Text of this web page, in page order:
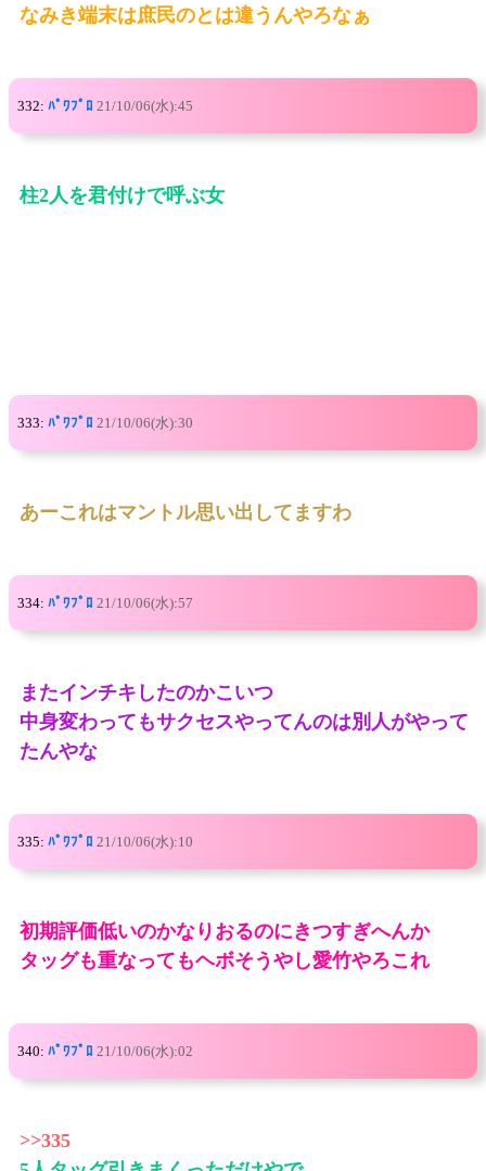
なみき端末は庶民のとは違うんやろなぁ
332: ﾊﾟﾜﾌﾟﾛ 21/10/06(水):45
柱2人を君付けで呼ぶ女
333: ﾊﾟﾜﾌﾟﾛ 21/10/06(水):30
あーこれはマントル思い出してますわ
334: ﾊﾟﾜﾌﾟﾛ 21/10/06(水):57
またインチキしたのかこいつ
中身変わってもサクセスやってんのは別人がやって
たんやな
335: ﾊﾟﾜﾌﾟﾛ 21/10/06(水):10
初期評価低いのかなりおるのにきつすぎへんか
タッグも重なってもヘボそうやし愛竹やろこれ
340: ﾊﾟﾜﾌﾟﾛ 21/10/06(水):02
>>335